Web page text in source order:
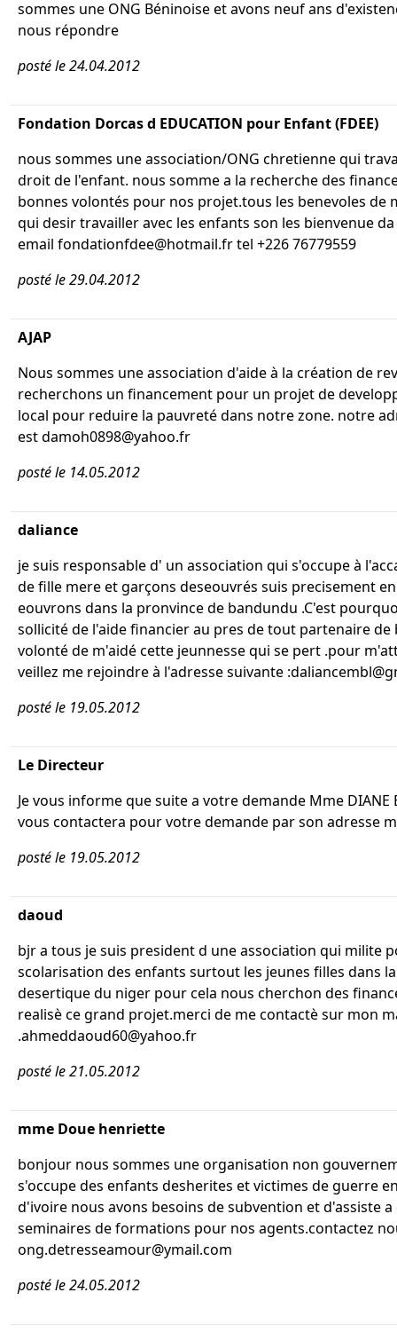
sommes une ONG Béninoise et avons neuf ans
nous répondre
posté le 24.04.2012
Fondation Dorcas d EDUCATION pour Enfant (FDEE)
nous sommes une association/ONG chretienne qui
droit de l'enfant. nous somme a la recherche des
bonnes volontés pour nos projet.tous les benevoles de
qui desir travailler avec les enfants son les bienvenue da
email fondationfdee@hotmail.fr tel +226 76779559
posté le 29.04.2012
AJAP
Nous sommes une association d'aide à la création de
recherchons un financement pour un projet de
local pour reduire la pauvreté dans notre zone. notre
est damoh0898@yahoo.fr
posté le 14.05.2012
daliance
je suis responsable d' un association qui s'occupe à
de fille mere et garçons deseouvrés suis precisement
eouvrons dans la pronvince de bandundu .C'est
sollicité de l'aide financier au pres de tout partenaire de
volonté de m'aidé cette jeunnesse qui se pert .pour
veillez me rejoindre à l'adresse suivante
posté le 19.05.2012
Le Directeur
Je vous informe que suite a votre demande Mme DIANE
vous contactera pour votre demande par son adresse
posté le 19.05.2012
daoud
bjr a tous je suis president d une association qui milite
scolarisation des enfants surtout les jeunes filles dans
desertique du niger pour cela nous cherchon des
realisè ce grand projet.merci de me contactè sur mon
.ahmeddaoud60@yahoo.fr
posté le 21.05.2012
mme Doue henriette
bonjour nous sommes une organisation non
s'occupe des enfants desherites et victimes de guerre
d'ivoire nous avons besoins de subvention et d'assiste a
seminaires de formations pour nos agents.contactez
ong.detresseamour@ymail.com
posté le 24.05.2012